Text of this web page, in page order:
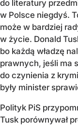
do literatury
w Polsce niegdyś.
może w bardziej
w życie. Donald
bo każdą władzę
prawnych, jeśli ma
do czynienia z
były minister
Polityk PiS
Tusk porównywał